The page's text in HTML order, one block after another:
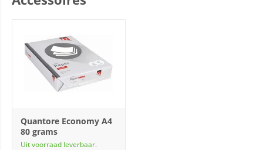
Quantore Economy A4
80 grams
Uit voorraad leverbaar.